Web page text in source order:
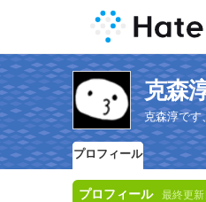
克森
克森淳です
プロフィール
プロフィール 最終更新